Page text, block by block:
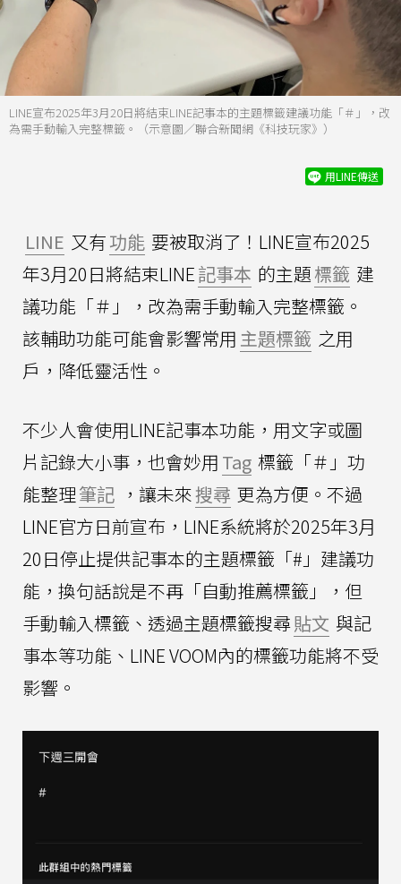
LINE宣布2025年3月20日將結束LINE記事本的主題標籤建議功能「＃」，改
為需手動輸入完整標籤。（示意圖／聯合新聞網《科技玩家》）
用LINE傳送
LINE 又有功能 要被取消了！LINE宣布2025
年3月20日將結束LINE記事本 的主題標籤 建
議功能「＃」，改為需手動輸入完整標籤。
該輔助功能可能會影響常用 主題標籤 之用
戶，降低靈活性。
不少人會使用LINE記事本功能，用文字或圖
片記錄大小事，也會妙用 Tag 標籤「＃」功
能整理筆記 ，讓未來搜尋 更為方便。不過
LINE官方日前宣布，LINE系統將於2025年3月
20日停止提供記事本的主題標籤「#」建議功
能，換句話說是不再「自動推薦標籤」，但
手動輸入標籤、透過主題標籤搜尋貼文 與記
事本等功能、LINE VOOM內的標籤功能將不受
影響。